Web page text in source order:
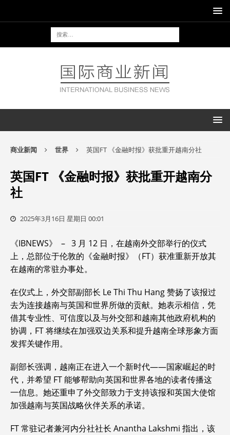
商业新闻 世界 英国FT 《金融时报》获批重开越南分社
英国FT 《金融时报》获批重开越南分
社
2025年3月16日 星期日 00:01
《IBNEWS》 – 3 月 12 日，在越南外交部举行的仪式
上，总部位于伦敦的《金融时报》（FT）获准重新开放其
在越南的常驻办事处。
在仪式上，外交部副部长 Le Thi Thu Hang 赞扬了该报过
去为连接越南与英国和世界所做的贡献。她表示相信，凭
借其专业性、可信度以及与外交部和越南其他政府机构的
协调，FT 将继续在加强双边关系和提升越南全球形象方面
发挥关键作用。
副部长强调，越南正在进入一个新时代——国家崛起的时
代，并希望 FT 能够帮助向英国和世界各地的读者传播这
一信息。她还重申了外交部致力于支持该报和英国大使馆
加强越南与英国战略伙伴关系的承诺。
FT 常驻记者兼河内分社社长 Anantha Lakshmi 指出，该